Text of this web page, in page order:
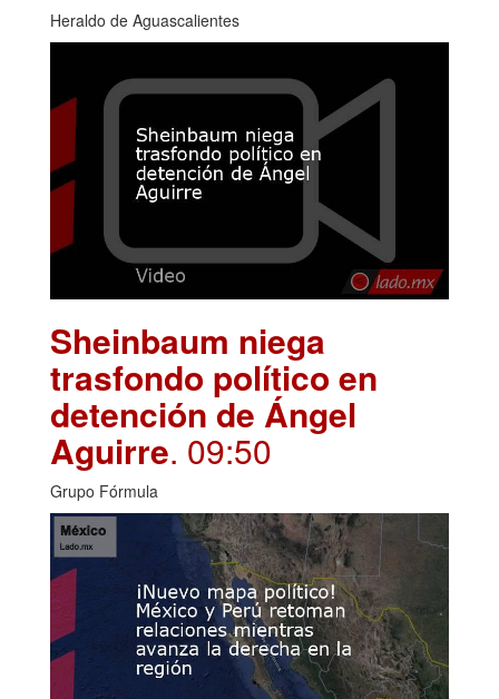
Heraldo de Aguascalientes
Sheinbaum niega
trasfondo político en
detención de Ángel
Aguirre. 09:50
Grupo Fórmula